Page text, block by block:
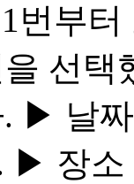
부터
선
▶ 날
▶ 장